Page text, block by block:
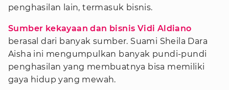
penghasilan lain, termasuk bisnis.
Sumber kekayaan dan bisnis Vidi Aldiano
berasal dari banyak sumber. Suami Sheila Dara
Aisha ini mengumpulkan banyak pundi-pundi
penghasilan yang membuatnya bisa memiliki
gaya hidup yang mewah.